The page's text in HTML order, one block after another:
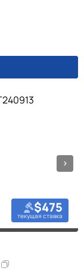
$475
текущая ставка